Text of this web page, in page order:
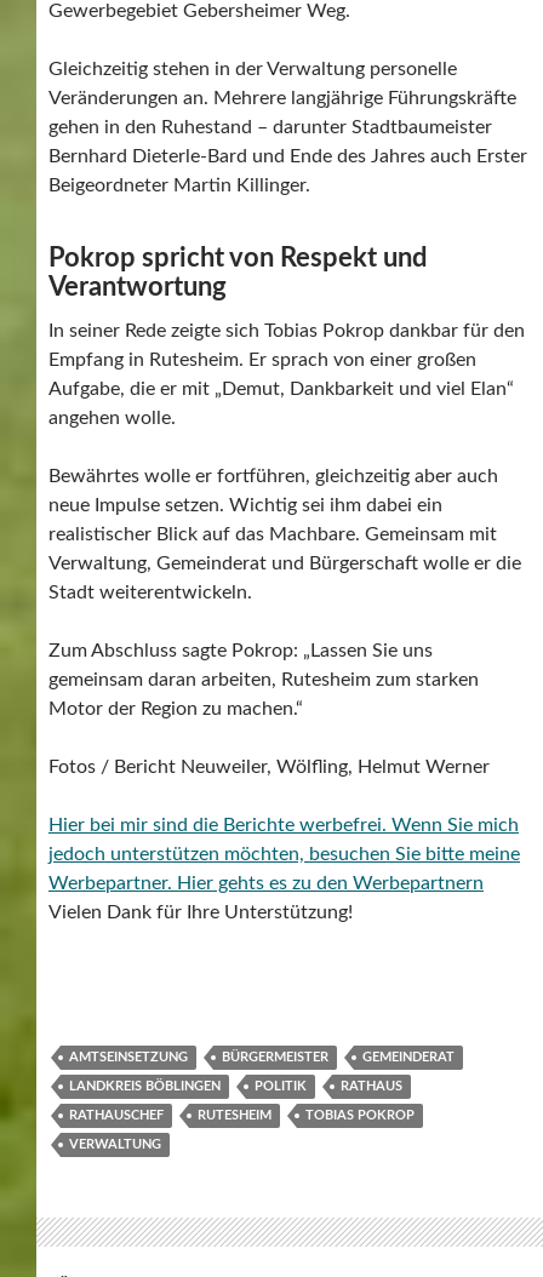
Gewerbegebiet Gebersheimer Weg.
Gleichzeitig stehen in der Verwaltung personelle
Veränderungen an. Mehrere langjährige Führungskräfte
gehen in den Ruhestand – darunter Stadtbaumeister
Bernhard Dieterle-Bard und Ende des Jahres auch Erster
Beigeordneter Martin Killinger.
Pokrop spricht von Respekt und
Verantwortung
In seiner Rede zeigte sich Tobias Pokrop dankbar für den
Empfang in Rutesheim. Er sprach von einer großen
Aufgabe, die er mit „Demut, Dankbarkeit und viel Elan“
angehen wolle.
Bewährtes wolle er fortführen, gleichzeitig aber auch
neue Impulse setzen. Wichtig sei ihm dabei ein
realistischer Blick auf das Machbare. Gemeinsam mit
Verwaltung, Gemeinderat und Bürgerschaft wolle er die
Stadt weiterentwickeln.
Zum Abschluss sagte Pokrop: „Lassen Sie uns
gemeinsam daran arbeiten, Rutesheim zum starken
Motor der Region zu machen.“
Fotos / Bericht Neuweiler, Wölfling, Helmut Werner
Hier bei mir sind die Berichte werbefrei. Wenn Sie mich
jedoch unterstützen möchten, besuchen Sie bitte meine
Werbepartner. Hier gehts es zu den Werbepartnern
Vielen Dank für Ihre Unterstützung!
AMTSEINSETZUNG BÜRGERMEISTER GEMEINDERAT
LANDKREIS BÖBLINGEN POLITIK RATHAUS
RATHAUSCHEF RUTESHEIM TOBIAS POKROP
VERWALTUNG